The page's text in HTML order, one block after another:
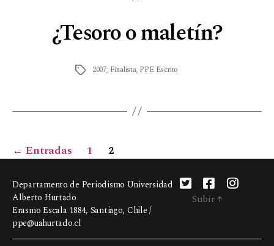
¿Tesoro o maletín?
2007, Finalista, PPE Escrito
← Entradas 1 2
Departamento de Periodismo Universidad
Alberto Hurtado
Erasmo Escala 1884, Santiago, Chile /
ppe@uahurtado.cl
Subir ↑